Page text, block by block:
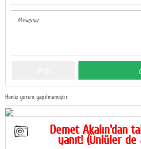
Henüz yorum yapılmamıştır.
Demet Akalın'dan
yanıt! (Ünlüler